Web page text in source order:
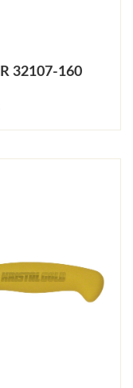
32107-160